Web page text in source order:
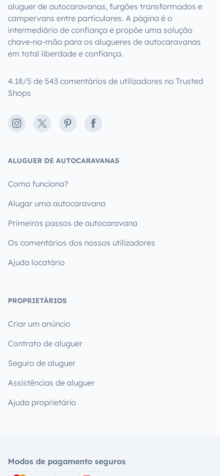
aluguer de autocaravanas, furgões transformados e
campervans entre particulares. A página é o
intermediário de confiança e propõe uma solução
chave-na-mão para os alugueres de autocaravanas
em total liberdade e confiança.
4.18/5 de 543 comentários de utilizadores no Trusted
Shops
Instagram
X PinterestFacebook
ALUGUER DE AUTOCARAVANAS
Como funciona?
Alugar uma autocaravana
Primeiros passos de autocaravana
Os comentários dos nossos utilizadores
Ajuda locatário
PROPRIETÁRIOS
Criar um anúncio
Contrato de aluguer
Seguro de aluguer
Assistências de aluguer
Ajuda proprietário
Modos de pagamento seguros